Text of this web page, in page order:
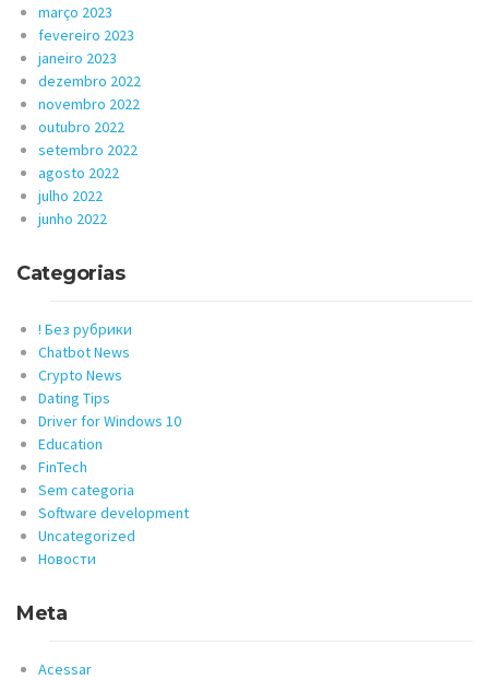
março 2023
fevereiro 2023
janeiro 2023
dezembro 2022
novembro 2022
outubro 2022
setembro 2022
agosto 2022
julho 2022
junho 2022
Categorias
! Без рубрики
Chatbot News
Crypto News
Dating Tips
Driver for Windows 10
Education
FinTech
Sem categoria
Software development
Uncategorized
Новости
Meta
Acessar